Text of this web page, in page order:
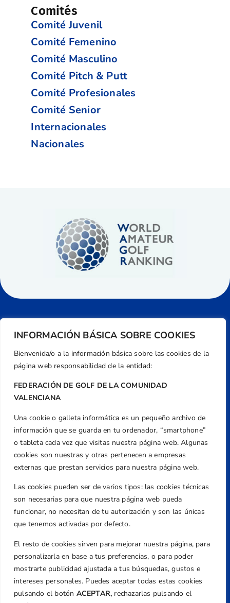
INFORMACIÓN BÁSICA SOBRE COOKIES
Bienvenida/o a la información básica sobre las cookies de la
página web responsabilidad de la entidad:
FEDERACIÓN DE GOLF DE LA COMUNIDAD
VALENCIANA
Una cookie o galleta informática es un pequeño archivo de
información que se guarda en tu ordenador, “smartphone”
o tableta cada vez que visitas nuestra página web. Algunas
cookies son nuestras y otras pertenecen a empresas
externas que prestan servicios para nuestra página web.
Las cookies pueden ser de varios tipos: las cookies técnicas
son necesarias para que nuestra página web pueda
funcionar, no necesitan de tu autorización y son las únicas
que tenemos activadas por defecto.
El resto de cookies sirven para mejorar nuestra página, para
personalizarla en base a tus preferencias, o para poder
mostrarte publicidad ajustada a tus búsquedas, gustos e
intereses personales. Puedes aceptar todas estas cookies
pulsando el botón ACEPTAR, rechazarlas pulsando el
Comités
Comité Juvenil
Comité Femenino
Comité Masculino
Comité Pitch & Putt
Comité Profesionales
Comité Senior
Internacionales
Nacionales
Dirección
Centre de L´Esport, Carrer d'Isaac Peral i
Caballero, Nº 5, Despachos 2 y 3, 46980,
Valencia
+34 961 367 799
Email
federacion@golfcv.com
Aviso Legal
Política de Privacidad
Transparencia
Normativa